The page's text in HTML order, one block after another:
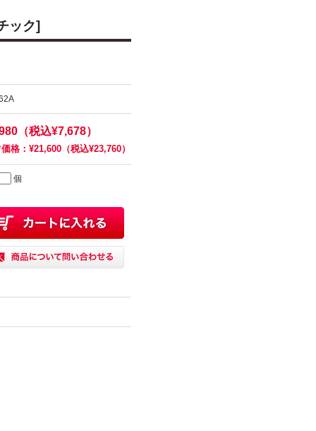
ック]
（税込¥7,678）
格：¥21,600（税込¥23,760）
個